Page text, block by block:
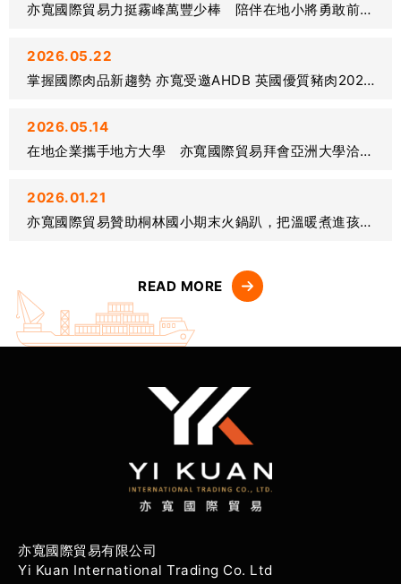
亦寬國際貿易力挺霧峰萬豐少棒 陪伴在地小將勇敢前進世界舞台
2026.05.22
掌握國際肉品新趨勢 亦寬受邀AHDB 英國優質豬肉2026台灣品鑑會
2026.05.14
在地企業攜手地方大學 亦寬國際貿易拜會亞洲大學洽談合作
2026.01.21
亦寬國際貿易贊助桐林國小期末火鍋趴，把溫暖煮進孩子的學期回憶
READ MORE
亦寬國際貿易有限公司
Yi Kuan International Trading Co. Ltd